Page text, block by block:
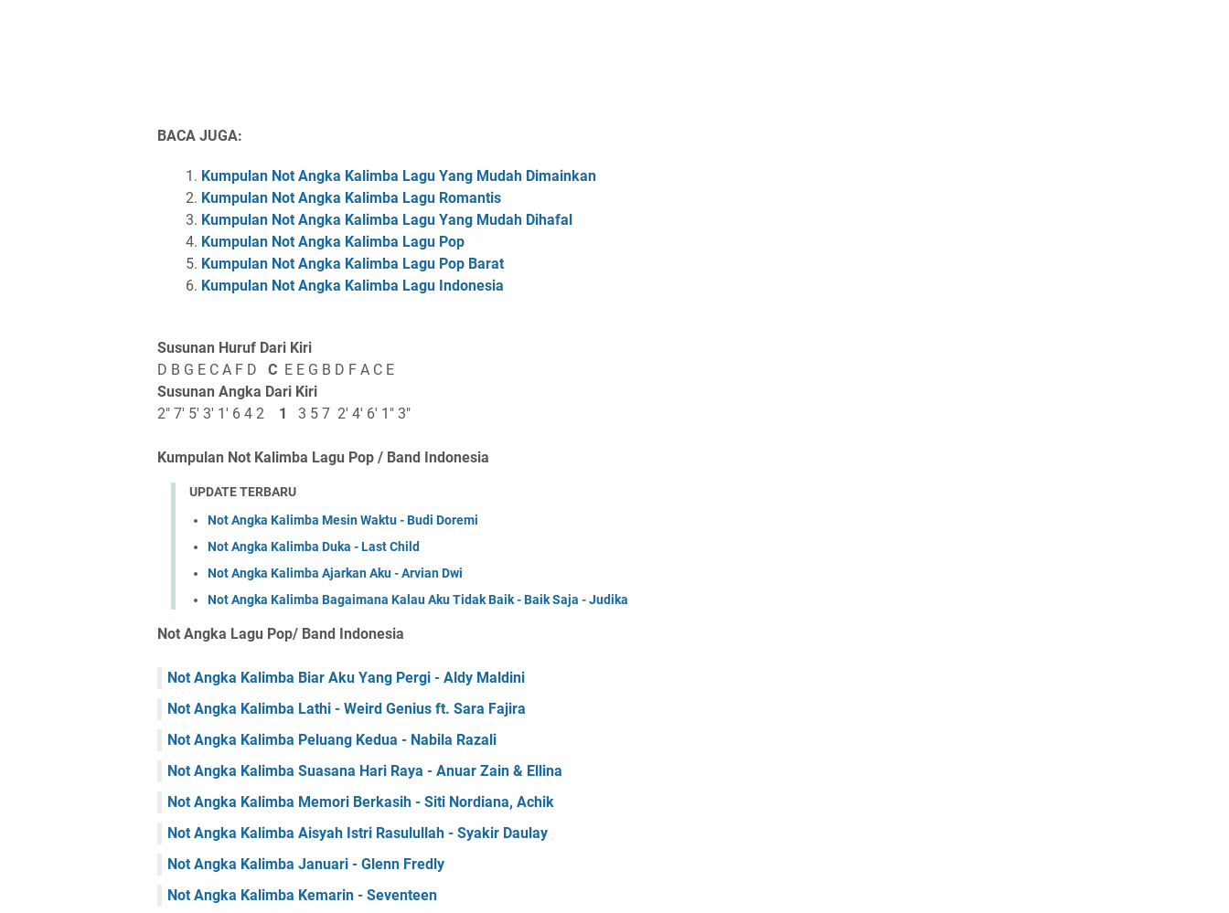
BACA JUGA:
Kumpulan Not Angka Kalimba Lagu Yang Mudah Dimainkan
Kumpulan Not Angka Kalimba Lagu Romantis
Kumpulan Not Angka Kalimba Lagu Yang Mudah Dihafal
Kumpulan Not Angka Kalimba Lagu Pop
Kumpulan Not Angka Kalimba Lagu Pop Barat
Kumpulan Not Angka Kalimba Lagu Indonesia
Susunan Huruf Dari Kiri
D B G E C A F D C E E G B D F A C E
Susunan Angka Dari Kiri
2" 7' 5' 3' 1' 6 4 2 1 3 5 7 2' 4' 6' 1" 3"
Kumpulan Not Kalimba Lagu Pop / Band Indonesia
UPDATE TERBARU
Not Angka Kalimba Mesin Waktu - Budi Doremi
Not Angka Kalimba Duka - Last Child
Not Angka Kalimba Ajarkan Aku - Arvian Dwi
Not Angka Kalimba Bagaimana Kalau Aku Tidak Baik - Baik Saja - Judika
Not Angka Lagu Pop/ Band Indonesia
Not Angka Kalimba Biar Aku Yang Pergi - Aldy Maldini
Not Angka Kalimba Lathi - Weird Genius ft. Sara Fajira
Not Angka Kalimba Peluang Kedua - Nabila Razali
Not Angka Kalimba Suasana Hari Raya - Anuar Zain & Ellina
Not Angka Kalimba Memori Berkasih - Siti Nordiana, Achik
Not Angka Kalimba Aisyah Istri Rasulullah - Syakir Daulay
Not Angka Kalimba Januari - Glenn Fredly
Not Angka Kalimba Kemarin - Seventeen